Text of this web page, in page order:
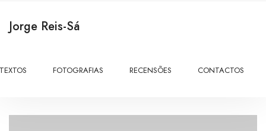
Jorge Reis-Sá
TEXTOS FOTOGRAFIAS RECENSÕES CONTACTOS